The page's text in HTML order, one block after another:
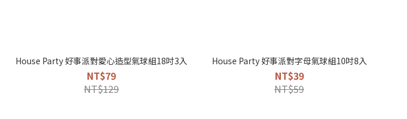
House Party 好事派對愛心造型氣球組18吋3入
NT$79
NT$129
House Party 好事派對字母氣球組10吋8入
NT$39
NT$59